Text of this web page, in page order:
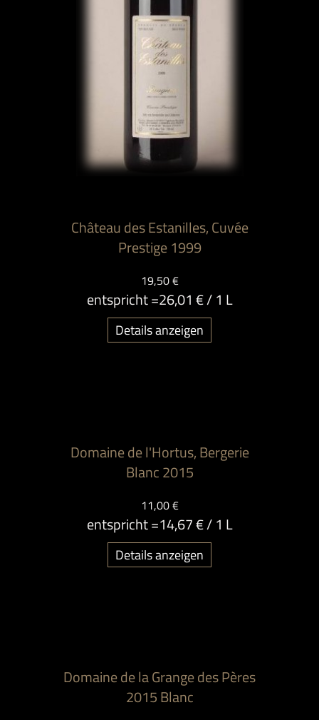
Château des Estanilles, Cuvée
Prestige 1999
19,50 €
entspricht =26,01 €/ 1 L
Details anzeigen
Domaine de l'Hortus, Bergerie
Blanc 2015
11,00 €
entspricht =14,67 €/ 1 L
Details anzeigen
Domaine de la Grange des Pères
2015 Blanc